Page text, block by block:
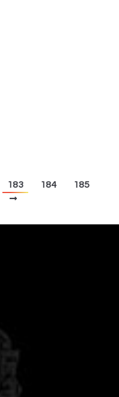
183 184
185